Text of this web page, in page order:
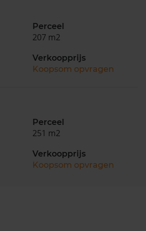
Perceel
207 m2
Verkoopprijs
Koopsom opvragen
Perceel
251 m2
Verkoopprijs
Koopsom opvragen